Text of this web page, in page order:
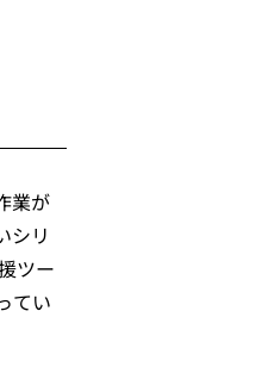
業が
シリ
ツー
てい